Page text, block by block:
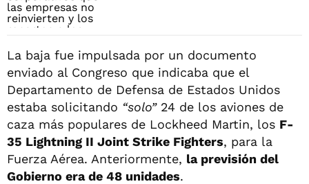
La baja fue impulsada por un documento
enviado al Congreso que indicaba que el
Departamento de Defensa de Estados Unidos
estaba solicitando “solo”24 de los aviones de
caza más populares de Lockheed Martin, los F-
35 Lightning II Joint Strike Fighters, para la
Fuerza Aérea. Anteriormente, la previsión del
Gobierno era de 48 unidades.